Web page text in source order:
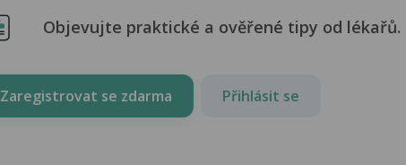
Objevujte praktické a ověřené tipy od lékařů.
Zaregistrovat se zdarma Přihlásit se